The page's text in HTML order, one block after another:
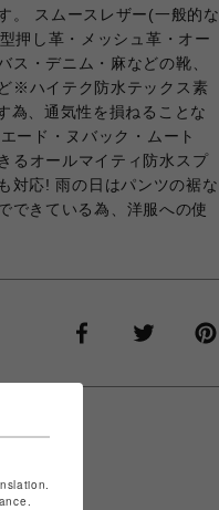
。 スムースレザー(一般的な
押し革・メッシュ革・オー
ス・デニム・麻などの靴、
※ハイテク防水テックス素
為、通気性を損ねることな
ード・ヌバック・ムート
るオールマイティ防水スプ
対応! 雨の日はパンツの裾な
できている為、洋服への使